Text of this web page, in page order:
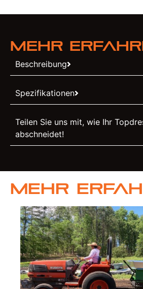
Mehr
Beschreibung
Spezifikationen
Teilen Sie uns mit, wie Ihr
abschneidet!
Mehr